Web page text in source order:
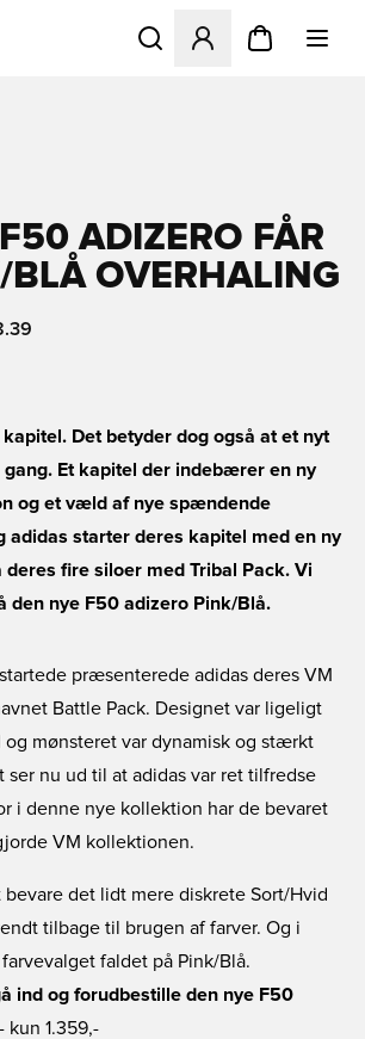
Åbner en Modal til at
ADIZERO FÅR
BLÅ OVERHALING
Det betyder dog også at et nyt
gang. Et kapitel der indebærer en ny
og et væld af nye spændende
adidas starter deres kapitel med en ny
fire siloer med Tribal Pack. Vi
den nye F50 adizero Pink/Blå.
præsenterede adidas deres VM
Battle Pack. Designet var ligeligt
mønsteret var dynamisk og stærkt
ser nu ud til at adidas var ret tilfredse
i denne nye kollektion har de bevaret
VM kollektionen.
bevare det lidt mere diskrete Sort/Hvid
tilbage til brugen af farver. Og i
faldet på Pink/Blå.
ind og forudbestille den nye F50
- kun 1.359,-